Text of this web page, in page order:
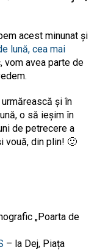
acest minunat și
lună, cea mai
vom avea parte de
și în
o să ieșim în
de petrecere a
vouă, din plin! 🙂
„Poarta de
– la Dej, Piața